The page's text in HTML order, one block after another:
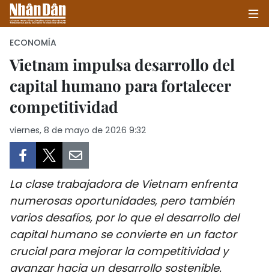
INICIO
POLÍTICA
SALUD - MEDIO AMBIENTE
CULTURA - ENTRETENIMIENTO
INTERNACIONAL
ECONOMÍA
Vietnam impulsa desarrollo del
capital humano para fortalecer
competitividad
viernes, 8 de mayo de 2026 9:32
La clase trabajadora de Vietnam enfrenta
numerosas oportunidades, pero también
varios desafíos, por lo que el desarrollo del
capital humano se convierte en un factor
crucial para mejorar la competitividad y
avanzar hacia un desarrollo sostenible.